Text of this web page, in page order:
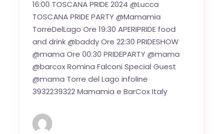
16:00 TOSCANA PRIDE 2024 @Lucca
TOSCANA PRIDE PARTY @Mamamia
TorreDelLago Ore 19:30 APERIPRIDE food
and drink @baddy Ore 22:30 PRIDESHOW
@mama Ore 00:30 PRIDEPARTY @mama
@barcox Romina Falconi Special Guest
@mama Torre del Lago infoline
3932239322 Mamamia e BarCox Italy